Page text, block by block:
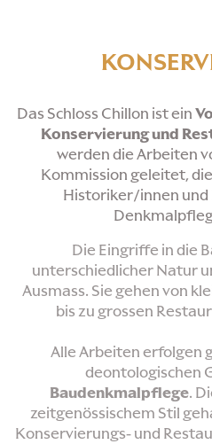
Das Schloss Chillon ist ein
Konservierung und
werden die Arbeiten
Kommission geleitet,
Historiker/innen und
Die Eingriffe in die
unterschiedlicher Natur
Ausmass. Sie gehen von
bis zu grossen
Alle Arbeiten erfolgen
deontologischen
Baudenkmalpflege.
zeitgenössischem Stil
Konservierungs- und